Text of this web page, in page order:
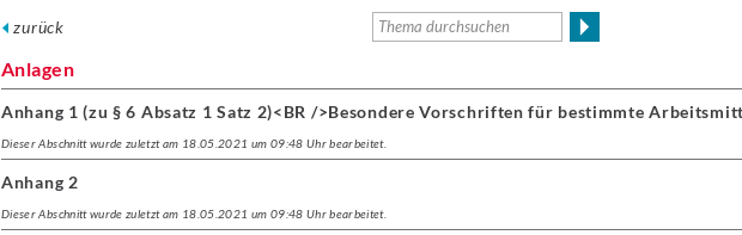
zurück
Anlagen
Anhang 1 (zu § 6 Absatz 1 Satz 2)<BR />Besondere Vorschriften für bestimmte
Dieser Abschnitt wurde zuletzt am 18.05.2021 um 09:48 Uhr bearbeitet.
Anhang 2
Dieser Abschnitt wurde zuletzt am 18.05.2021 um 09:48 Uhr bearbeitet.